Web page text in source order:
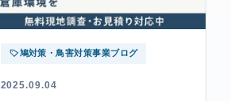
鳩対策・鳥害対策事業ブログ
2025.09.04